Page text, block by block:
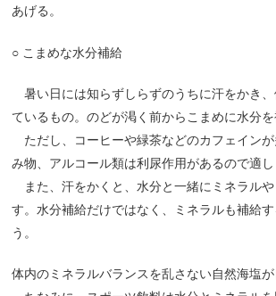
あげる。
○ こまめな水分補給
暑い日には知らずしらずのうちに汗をかき
ているもの。のどが渇く前からこまめに水分を
ただし、コーヒーや緑茶などのカフェイン
み物、アルコール類は利尿作用があるので適し
また、汗をかくと、水分と一緒にミネラルや
す。水分補給だけではなく、ミネラルも補給
う。
体内のミネラルバランスを乱さない自然海塩が